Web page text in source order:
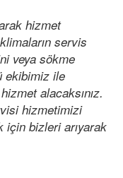
hizmet
servis
veya sökme
ekibimiz ile
alacaksınız.
hizmetimizi
için bizleri arıyarak